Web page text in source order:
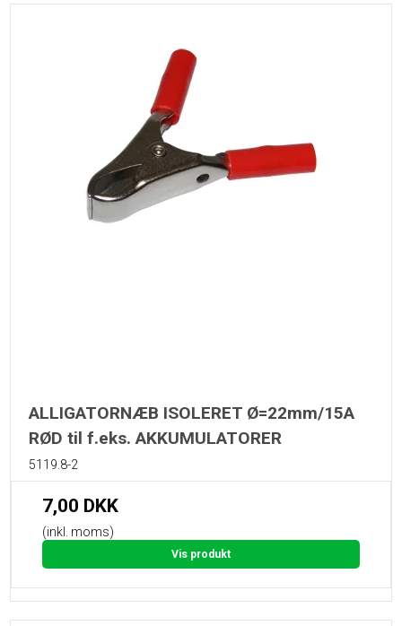
ALLIGATORNÆB ISOLERET Ø=22mm/15A
RØD til f.eks. AKKUMULATORER
5119.8-2
7,00 DKK
(inkl. moms)
Vis produkt